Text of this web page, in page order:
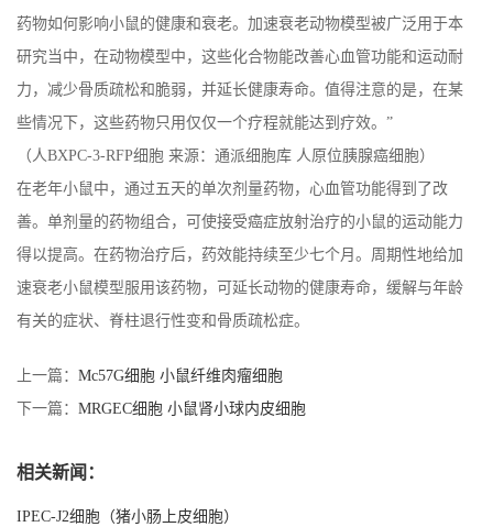
药物如何影响小鼠的健康和衰老。加速衰老动物模型被广泛用于本
研究当中，在动物模型中，这些化合物能改善心血管功能和运动耐
力，减少骨质疏松和脆弱，并延长健康寿命。值得注意的是，在某
些情况下，这些药物只用仅仅一个疗程就能达到疗效。”
（人BXPC-3-RFP细胞 来源：通派细胞库 人原位胰腺癌细胞）
在老年小鼠中，通过五天的单次剂量药物，心血管功能得到了改
善。单剂量的药物组合，可使接受癌症放射治疗的小鼠的运动能力
得以提高。在药物治疗后，药效能持续至少七个月。周期性地给加
速衰老小鼠模型服用该药物，可延长动物的健康寿命，缓解与年龄
有关的症状、脊柱退行性变和骨质疏松症。
上一篇： Mc57G细胞 小鼠纤维肉瘤细胞
下一篇： MRGEC细胞 小鼠肾小球内皮细胞
相关新闻：
IPEC-J2细胞（猪小肠上皮细胞）